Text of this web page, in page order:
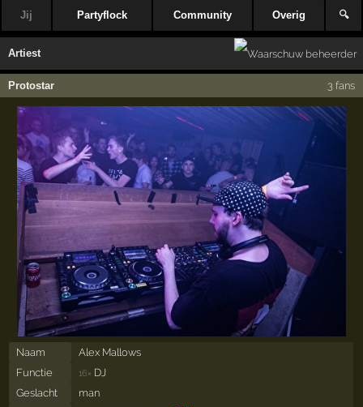
Jij Partyflock Community Overig 🔍
Artiest
Protostar 3 fans
Naam
Alex Mallows
Functie
16× DJ
Geslacht
man